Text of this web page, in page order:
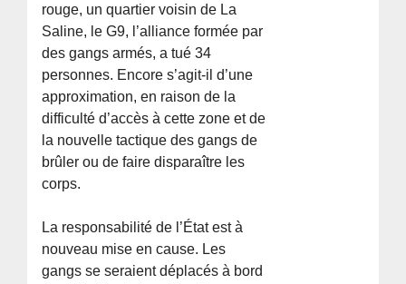
rouge, un quartier voisin de La
Saline, le G9, l’alliance formée par
des gangs armés, a tué 34
personnes. Encore s’agit-il d’une
approximation, en raison de la
difficulté d’accès à cette zone et de
la nouvelle tactique des gangs de
brûler ou de faire disparaître les
corps.
La responsabilité de l’État est à
nouveau mise en cause. Les
gangs se seraient déplacés à bord